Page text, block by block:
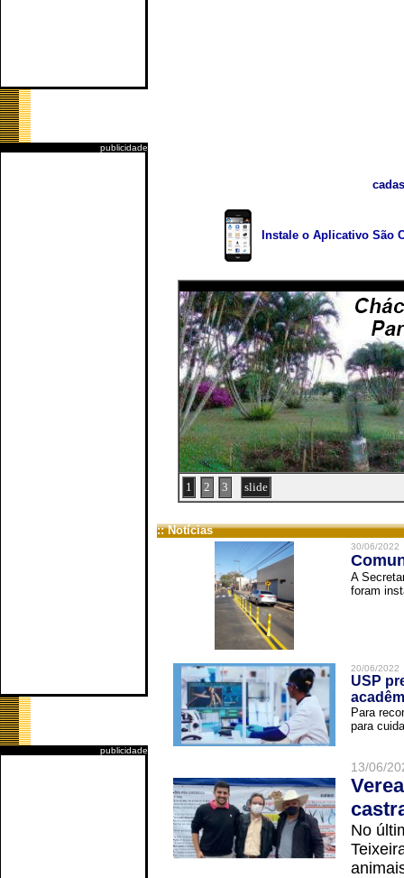
publicidade
publicidade
Instale o Aplicativo São
1 2 3 slide
:: Notícias
30/06/2022
A
foram
20/06/2022
USP
Para
para
13/06/
No